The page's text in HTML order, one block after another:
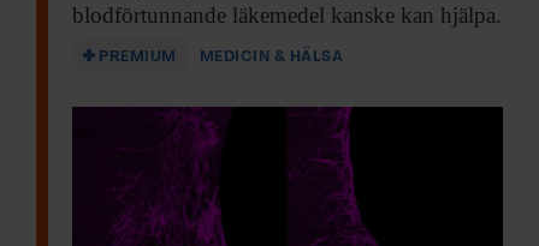
blodförtunnande läkemedel kanske kan hjälpa.
PREMIUM MEDICIN & HÄLSA